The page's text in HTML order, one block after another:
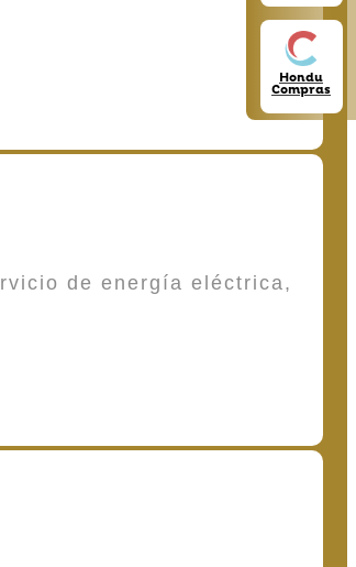
Hondu
Compras
de energía eléctrica,